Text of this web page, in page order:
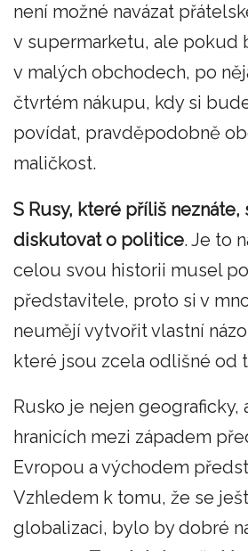
není možné navázat
v supermarketu, ale pokud
v malých obchodech, po
čtvrtém nákupu, kdy si
povídat, pravděpodobně
maličkost.
S Rusy, které příliš
diskutovat o politice. Je to
celou svou historii musel
představitele, proto si v
neumějí vytvořit vlastní
které jsou zcela odlišné od
Rusko je nejen geograficky,
hranicích mezi západem
Evropou a východem
Vzhledem k tomu, že se
globalizaci, bylo by dobré